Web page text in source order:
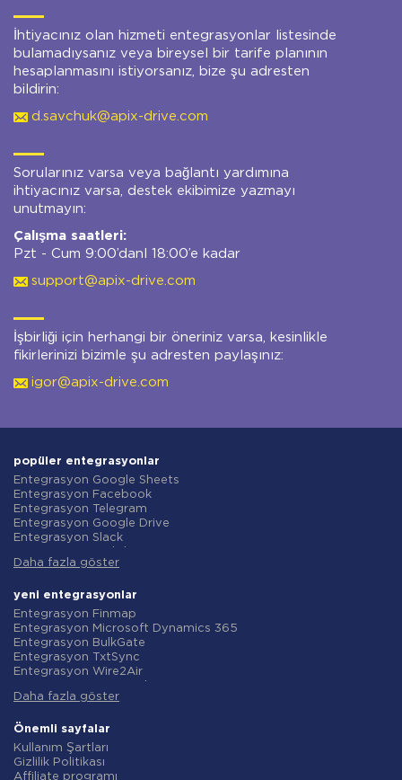
İhtiyacınız olan hizmeti entegrasyonlar listesinde
bulamadıysanız veya bireysel bir tarife planının
hesaplanmasını istiyorsanız, bize şu adresten
bildirin:
d.savchuk@apix-drive.com
Sorularınız varsa veya bağlantı yardımına
ihtiyacınız varsa, destek ekibimize yazmayı
unutmayın:
Çalışma saatleri:
Pzt - Cum 9:00’danl 18:00’e kadar
support@apix-drive.com
İşbirliği için herhangi bir öneriniz varsa, kesinlikle
fikirlerinizi bizimle şu adresten paylaşınız:
igor@apix-drive.com
popüler entegrasyonlar
Entegrasyon Google Sheets
Entegrasyon Facebook
Entegrasyon Telegram
Entegrasyon Google Drive
Entegrasyon Slack
Entegrasyon Gmail
Entegrasyon ClickUp
Entegrasyon Airtable
Entegrasyon Google Contacts
Entegrasyon OpenAI (ChatGPT)
Entegrasyon Instagram
Entegrasyon ActiveCampaign
Entegrasyon Typeform
Entegrasyon Salesforce CRM
Entegrasyon Notion
Entegrasyon AWeber
Entegrasyon Asana
Daha fazla göster
yeni entegrasyonlar
Entegrasyon Finmap
Entegrasyon Microsoft Dynamics 365
Entegrasyon BulkGate
Entegrasyon TxtSync
Entegrasyon Wire2Air
Entegrasyon Infobip
Entegrasyon AtomPark
Entegrasyon TXTImpact
Entegrasyon Campaign Monitor
Entegrasyon CM.com
Daha fazla göster
Önemli sayfalar
Kullanım Şartları
Gizlilik Politikası
Affiliate programı